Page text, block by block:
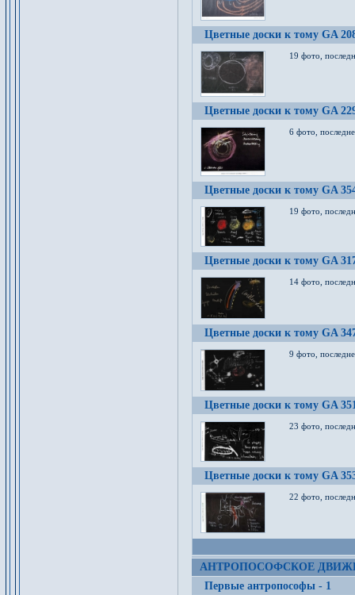
Цветные доски к тому GA
19 фото,
Цветные доски к тому GA
6 фото,
Цветные доски к тому GA
19 фото,
Цветные доски к тому GA
14 фото,
Цветные доски к тому GA
9 фото,
Цветные доски к тому GA
23 фото,
Цветные доски к тому GA
22 фото,
АНТРОПОСОФСКОЕ
Первые антропософы - 1